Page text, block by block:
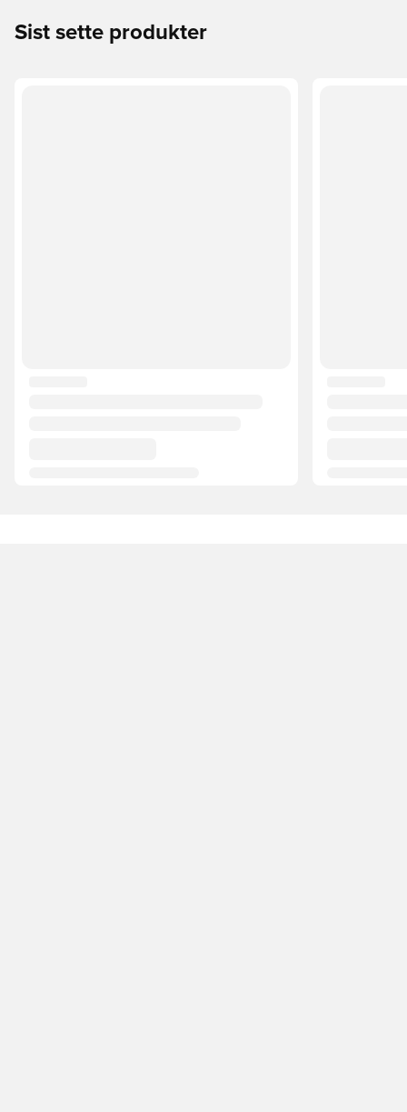
Sist sette produkter